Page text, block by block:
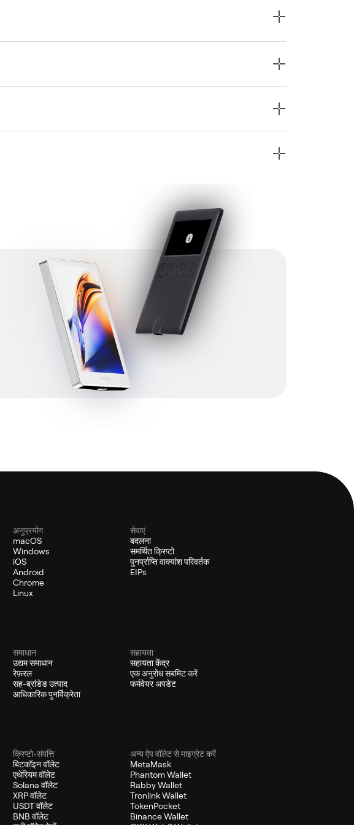
अनुप्रयोग
macOS
Windows
iOS
Android
Chrome
Linux
सेवाएं
बदलना
समर्थित क्रिप्टो
पुनर्प्राप्ति वाक्यांश परिवर्तक
EIPs
समाधान
उद्यम समाधान
रेफ़रल
सह-ब्रांडेड उत्पाद
आधिकारिक पुनर्विक्रेता
सहायता
सहायता केंद्र
एक अनुरोध सबमिट करें
फर्मवेयर अपडेट
क्रिप्टो-संपत्ति
बिटकॉइन वॉलेट
एथेरियम वॉलेट
Solana वॉलेट
XRP वॉलेट
USDT वॉलेट
BNB वॉलेट
अन्य ऐप वॉलेट से माइग्रेट करें
MetaMask
Phantom Wallet
Rabby Wallet
Tronlink Wallet
TokenPocket
Binance Wallet